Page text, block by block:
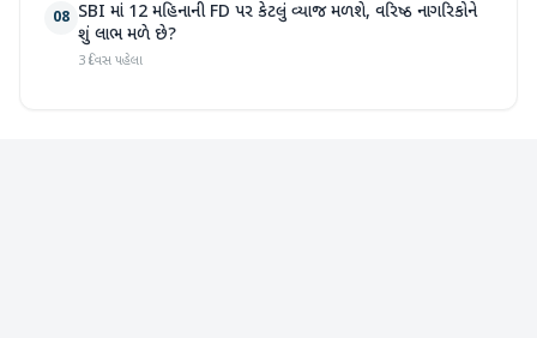
08 SBI માં 12 મહિનાની FD પર કેટલું વ્યાજ મળશે, વરિષ્ઠ નાગરિકોને
શું લાભ મળે છે?
3 દિવસ પહેલા